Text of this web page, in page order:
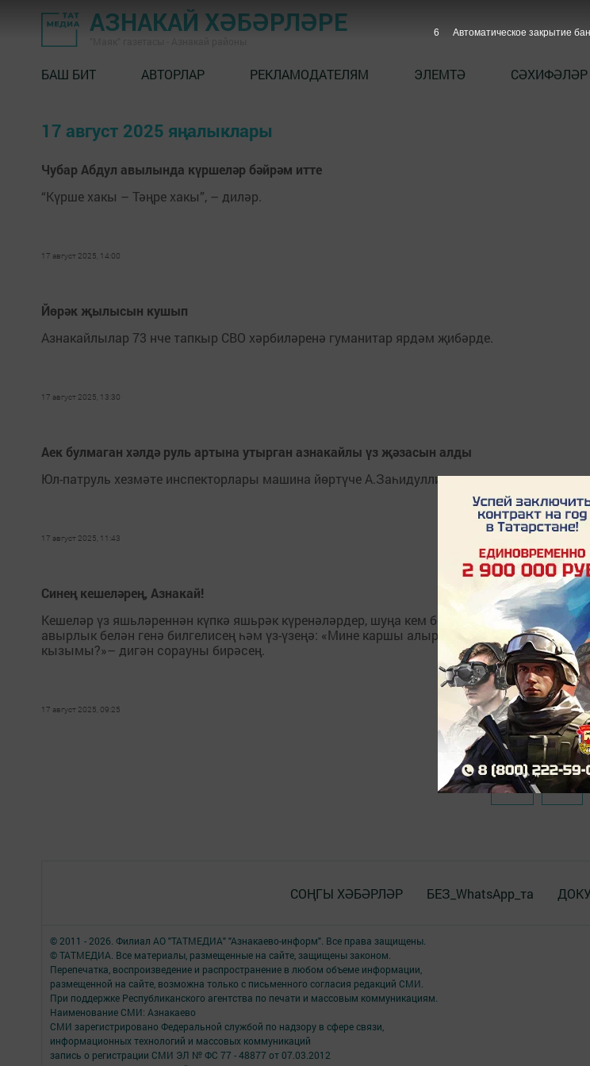
АЗНАКАЙ ХӘБӘРЛӘРЕ
БАШ БИТ АВТОРЛАР РЕКЛАМОДАТЕЛЯМ ЭЛЕМТӘ СӘХИФӘЛӘР
17 август 2025 яңалыклары
Чубар Абдул авылында күршеләр бәйрәм итте
“Күрше хакы – Тәңре хакы”, – диләр.
17 август 2025, 14:00
Йөрәк җылысын кушып
Азнакайлылар 73 нче тапкыр СВО хәрбиләренә гуманитар ярдәм җибәрде.
17 август 2025, 13:30
Аек булмаган хәлдә руль артына утырган азнакайлы үз җәзасын алды
Юл-патруль хезмәте инспекторлары машина йөртүче А.Заһидуллинны шәһәр урамында
17 август 2025, 11:43
Синең кешеләрең, Азнакай!
Кешеләр үз яшьләреннән күпкә яшьрәк күренәләрдер, шуңа кем белән булса да
авырлык белән генә билгелисең һәм үз-үзеңә: «Мине каршы алырга кем чыкты соң, язма
кызымы?»– дигән сорауны бирәсең.
17 август 2025, 09:25
СОҢГЫ ХӘБӘРЛӘР БЕЗ_WhatsApp_та
© 2011 - 2026. Филиал АО "ТАТМЕДИА" "Азнакаево-информ". Все права защищены.
© ТАТМЕДИА. Все материалы, размещенные на сайте, защищены законом.
Перепечатка, воспроизведение и распространение в любом объеме информации,
размещенной на сайте, возможна только с письменного согласия редакций СМИ.
При поддержке Республиканского агентства по печати и массовым коммуникациям.
Наименование СМИ: Азнакаево
СМИ зарегистрировано Федеральной службой по надзору в сфере связи,
информационных технологий и массовых коммуникаций
запись о регистрации СМИ ЭЛ № ФС 77 - 48877 от 07.03.2012
5 Автоматическое закрытие